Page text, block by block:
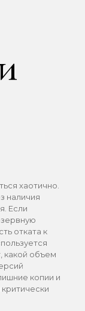
хаотично.
наличия
Если
отката к
какой объем
копии и